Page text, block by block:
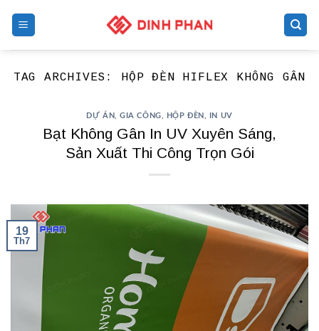
TAG ARCHIVES: HỘP ĐÈN HIFLEX KHÔNG GÂN
DỰ ÁN ,GIA CÔNG HỘP ĐÈN IN UV
Bạt Không Gân In UV Xuyên Sáng,
Sản Xuất Thi Công Trọn Gói
19
Th7